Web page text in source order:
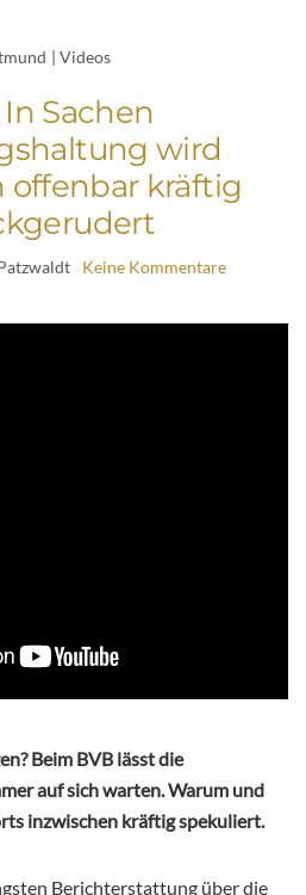
| Videos
In Sachen
wird
offenbar kräftig
Keine Kommentare
Beim BVB lässt die
auf sich warten. Warum und
inzwischen kräftig spekuliert.
Berichterstattung über die